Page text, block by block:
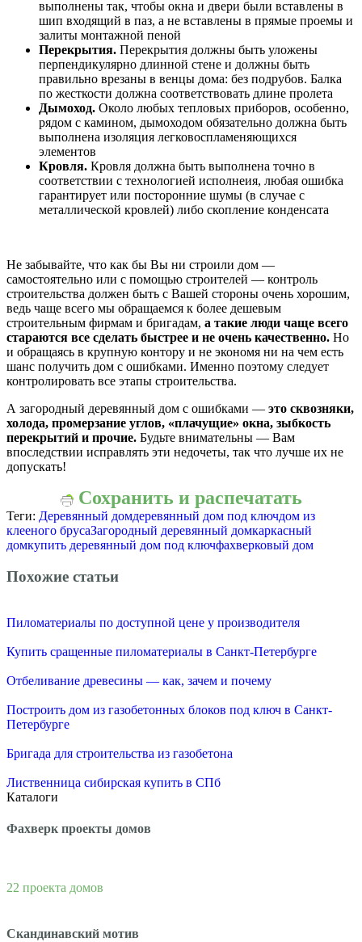
выполнены так, чтобы окна и двери были вставлены в
шип входящий в паз, а не вставлены в прямые проемы и
залиты монтажной пеной
Перекрытия. Перекрытия должны быть уложены
перпендикулярно длинной стене и должны быть
правильно врезаны в венцы дома: без подрубов. Балка
по жесткости должна соответствовать длине пролета
Дымоход. Около любых тепловых приборов, особенно,
рядом с камином, дымоходом обязательно должна быть
выполнена изоляция легковоспламеняющихся
элементов
Кровля. Кровля должна быть выполнена точно в
соответствии с технологией исполнеия, любая ошибка
гарантирует или посторонние шумы (в случае с
металлической кровлей) либо скопление конденсата
Не забывайте, что как бы Вы ни строили дом —
самостоятельно или с помощью строителей — контроль
строительства должен быть с Вашей стороны очень хорошим,
ведь чаще всего мы обращаемся к более дешевым
строительным фирмам и бригадам, а такие люди чаще всего
стараются все сделать быстрее и не очень качественно. Но
и обращаясь в крупную контору и не экономя ни на чем есть
шанс получить дом с ошибками. Именно поэтому следует
контролировать все этапы строительства.
А загородный деревянный дом с ошибками — это сквозняки,
холода, промерзание углов, «плачущие» окна, зыбкость
перекрытий и прочие. Будьте внимательны — Вам
впоследствии исправлять эти недочеты, так что лучше их не
допускать!
Сохранить и распечатать
Теги: Деревянный домдеревянный дом под ключдом из
клееного брусаЗагородный деревянный домкаркасный
домкупить деревянный дом под ключфахверковый дом
Похожие статьи
Пиломатериалы по доступной цене у производителя
Купить сращенные пиломатериалы в Санкт-Петербурге
Отбеливание древесины — как, зачем и почему
Построить дом из газобетонных блоков под ключ в Санкт-
Петербурге
Бригада для строительства из газобетона
Лиственница сибирская купить в СПб
Каталоги
Фахверк проекты домов
22 проекта домов
Скандинавский мотив